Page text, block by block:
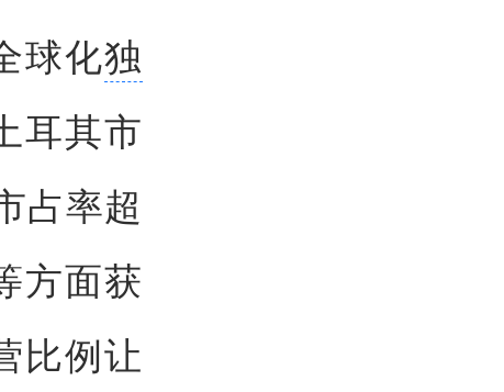
球化独
耳其市
占率超
方面获
比例让